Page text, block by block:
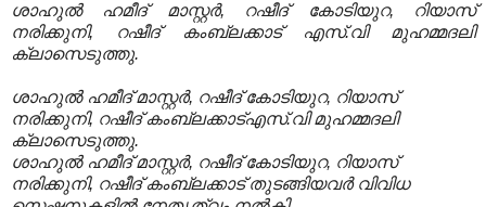
ശാഹുല്‍ ഹമീദ് മാസ്റ്റര്‍, റഷീദ് കോടിയുറ, റിയാസ്
നരിക്കുനി, റഷീദ് കംബ്ലക്കാട് എസ്.വി മുഹമ്മദലി
ക്ലാസെടുത്തു.
ശാഹുല്‍ ഹമീദ് മാസ്റ്റര്‍, റഷീദ് കോടിയുറ, റിയാസ്
നരിക്കുനി, റഷീദ് കംബ്ലക്കാട്എസ്.വി മുഹമ്മദലി
ക്ലാസെടുത്തു.
ശാഹുല്‍ ഹമീദ് മാസ്റ്റര്‍, റഷീദ് കോടിയുറ, റിയാസ്
നരിക്കുനി, റഷീദ് കംബ്ലക്കാട്തുടങ്ങിയവര്‍ വിവിധ